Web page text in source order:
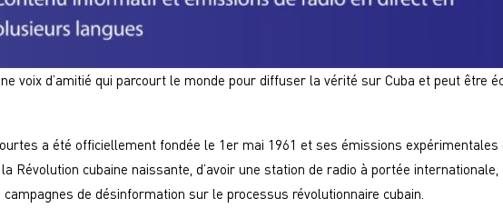
voix d’amitié qui parcourt le monde pour diffuser la vérité sur Cuba et peut être
a été officiellement fondée le 1er mai 1961 et ses émissions
Révolution cubaine naissante, d’avoir une station de radio à portée
de désinformation sur le processus révolutionnaire cubain.